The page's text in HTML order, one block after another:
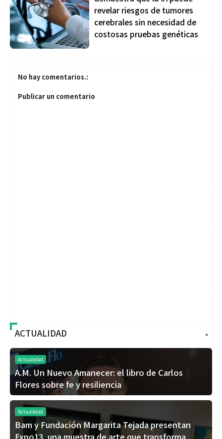
revelar riesgos de tumores
cerebrales sin necesidad de
costosas pruebas genéticas
No hay comentarios.:
Publicar un comentario
+
ACTUALIDAD
Actualidad
A.M. Un Nuevo Amanecer: el libro de Carlos
Flores sobre fe y resiliencia
Actualidad
Bam y Fundación Margarita Tejada presentan
Expo13, una muestra de arte que transforma